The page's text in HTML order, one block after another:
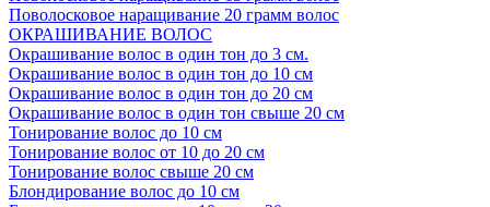
Поволосковое наращивание 20 грамм волос
ОКРАШИВАНИЕ ВОЛОС
Окрашивание волос в один тон до 3 см.
Окрашивание волос в один тон до 10 см
Окрашивание волос в один тон до 20 см
Окрашивание волос в один тон свыше 20 см
Тонирование волос до 10 см
Тонирование волос от 10 до 20 см
Тонирование волос свыше 20 см
Блондирование волос до 10 см